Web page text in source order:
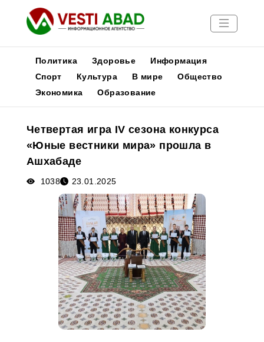
Новости
Медиа
Афиша
Политика Здоровье
Информация
Спорт
Культура В мире
Общество
Экономика
Образование
Четвертая игра IV сезона конкурса
«Юные вестники мира» прошла в
Ашхабаде
1038 23.01.2025